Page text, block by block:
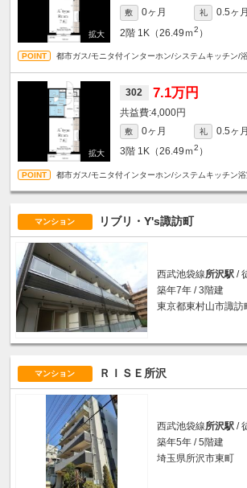
敷 0ヶ月 礼
0.5ヶ月
2階 1K（26.49ｍ2 ）
都市ガス/モニタ付インターホン/システムキッチン/
302 7.1万円
4,000円
敷 0ヶ月 礼
0.5ヶ月
3階 1K（26.49ｍ2 ）
都市ガス/モニタ付インターホン/システムキッチン
マンション リブリ・Y's諏訪町
西武池袋線所沢駅 /
築年7年 / 3階建
東京都東村山市諏訪
マンション ＲＩＳＥ所沢
西武池袋線所沢駅 /
築年5年 / 5階建
埼玉県所沢市東町